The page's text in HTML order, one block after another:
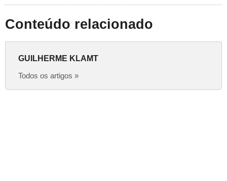
Conteúdo relacionado
GUILHERME KLAMT
Todos os artigos »